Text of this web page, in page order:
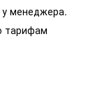
у менеджера.
тарифам